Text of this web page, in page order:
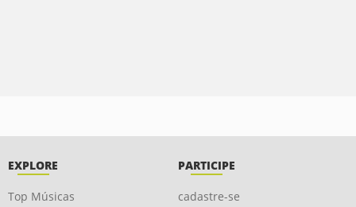
EXPLORE
Top Músicas
PARTICIPE
cadastre-se